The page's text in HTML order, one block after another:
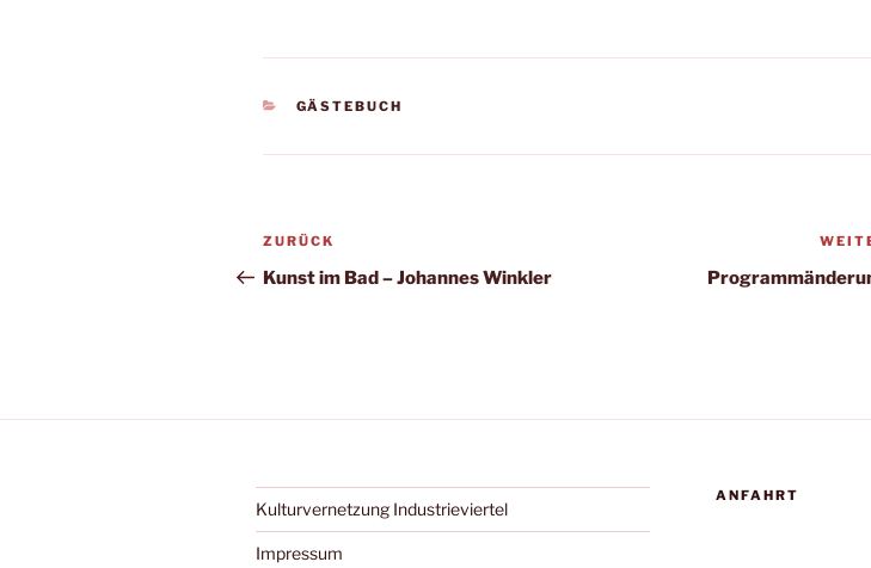
KATEGORIEN
GÄSTEBUCH
Beitragsnavigation
Vorheriger
Beitrag
ZURÜCK
Kunst im Bad – Johannes Winkler
Kulturvernetzung Industrieviertel
Impressum
ANFAHRT